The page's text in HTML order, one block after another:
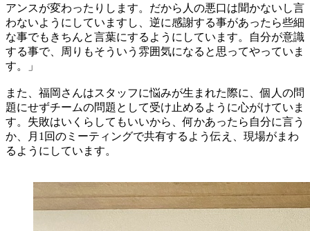
アンスが変わったりします。だから人の悪口は聞かないし言
わないようにしていますし、逆に感謝する事があったら些細
な事でもきちんと言葉にするようにしています。自分が意識
する事で、周りもそういう雰囲気になると思ってやっていま
す。」
また、福岡さんはスタッフに悩みが生まれた際に、個人の問
題にせずチームの問題として受け止めるように心がけていま
す。失敗はいくらしてもいいから、何かあったら自分に言う
か、月1回のミーティングで共有するよう伝え、現場がまわ
るようにしています。